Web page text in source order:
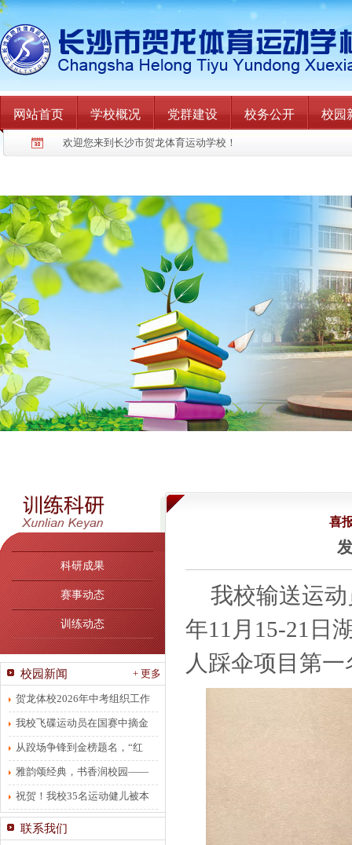
网站首页 学校概况 党群建设 校务公开 校园
欢迎您来到长沙市贺龙体育运动学校！
<
科研成果
赛事动态
训练动态
校园新闻 + 更多
贺龙体校2026年中考组织工作
有力有序
我校飞碟运动员在国赛中摘金
夺银
从跤场争锋到金榜题名，“红
梅”将不服输进行到底
雅韵颂经典，书香润校园——
贺龙体校朗诵比赛圆满落幕
祝贺！我校35名运动健儿被本
科院校录取
联系我们
喜
我校输送运
年11月15-21日
人踩伞项目第一